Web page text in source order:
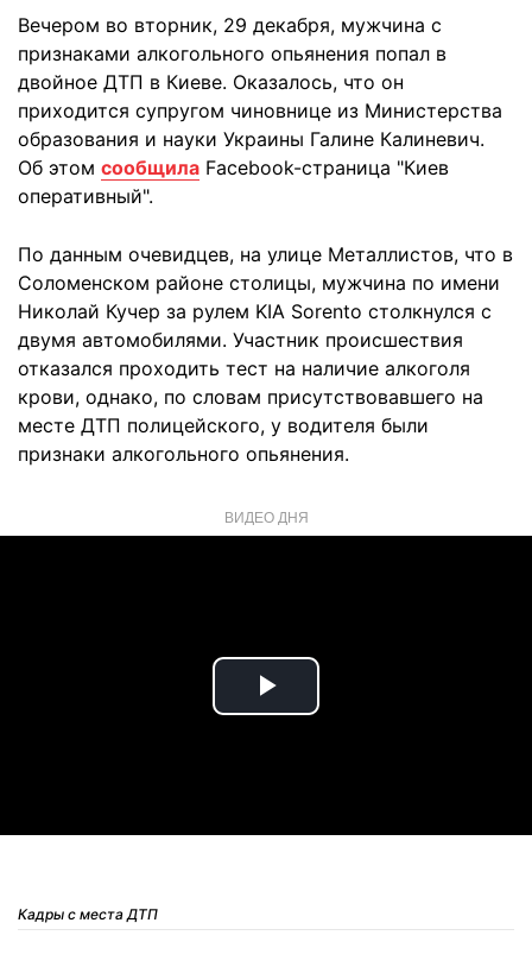
Вечером во вторник, 29 декабря, мужчина с
признаками алкогольного опьянения попал в
двойное ДТП в Киеве. Оказалось, что он
приходится супругом чиновнице из Министерства
образования и науки Украины Галине Калиневич.
Об этом сообщила Facebook-страница "Киев
оперативный".
По данным очевидцев, на улице Металлистов, что в
Соломенском районе столицы, мужчина по имени
Николай Кучер за рулем KIA Sorento столкнулся с
двумя автомобилями. Участник происшествия
отказался проходить тест на наличие алкоголя
крови, однако, по словам присутствовавшего на
месте ДТП полицейского, у водителя были
признаки алкогольного опьянения.
ВИДЕО ДНЯ
Play
Кадры с места ДТП